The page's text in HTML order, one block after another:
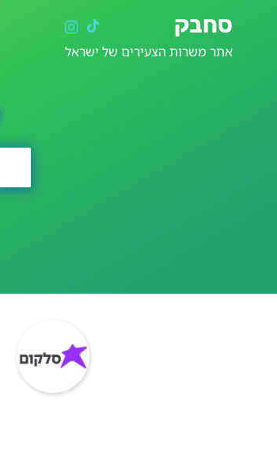
סחבק
אתר משרות הצעירים של ישראל